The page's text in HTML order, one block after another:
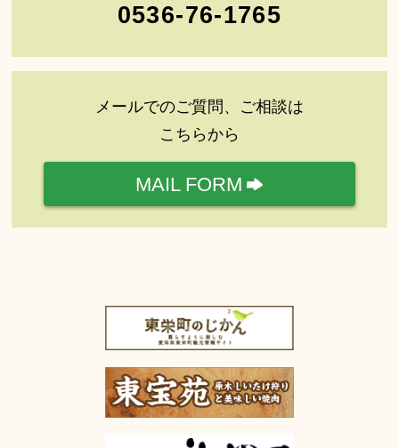
0536-76-1765
メールでのご質問、ご相談は
こちらから
MAIL FORM